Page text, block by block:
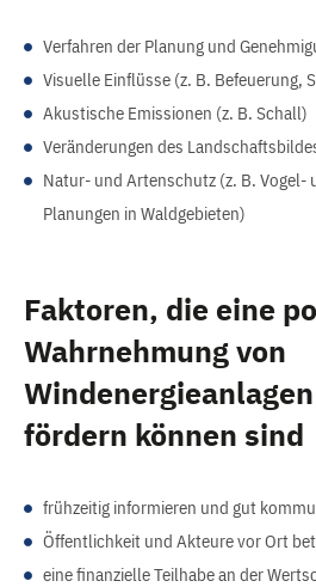
Verfahren der Planung und
Visuelle Einflüsse (z. B. Befeuerung,
Akustische Emissionen (z. B. Schall)
Veränderungen des
Natur- und Artenschutz (z. B. Vogel-
Planungen in Waldgebieten)
Faktoren, die eine
Wahrnehmung von
fördern können sind
frühzeitig informieren und gut
Öffentlichkeit und Akteure vor Ort
eine finanzielle Teilhabe an der